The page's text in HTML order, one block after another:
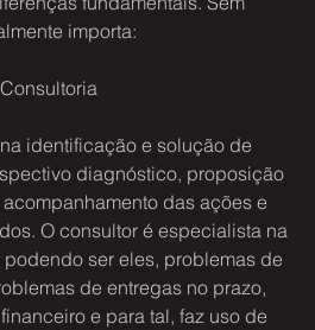
importa:
Consultoria
identificação e solução de
diagnóstico, proposição
das ações e
O consultor é especialista na
ser eles, problemas de
de entregas no prazo,
e para tal, faz uso de